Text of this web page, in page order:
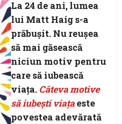
La 24 de ani, lumea
lui Matt Haig s-a
prăbușit. Nu reușea
să mai găsească
niciun motiv pentru
care să iubească
viața. Câteva motive
să iubești viațaeste
povestea adevărată